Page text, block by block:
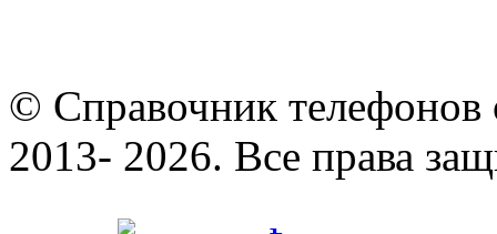
© Cправочник телефонов
2013- 2026. Все права